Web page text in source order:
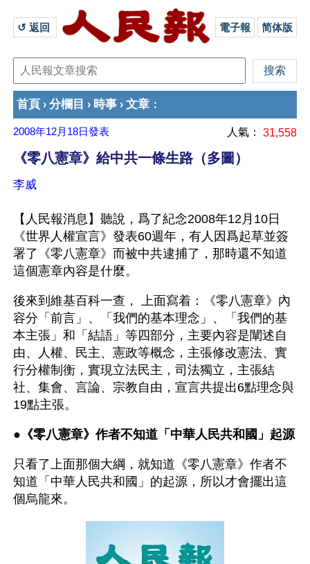
↺ 返回 電子報 简体版
首頁 › 分欄目 › 時事 › 文章 ：
2008年12月18日發表 人氣： 31,558
《零八憲章》給中共一條生路（多圖）
李威
【人民報消息】聽說，爲了紀念2008年12月10日
《世界人權宣言》發表60週年，有人因爲起草並簽
署了《零八憲章》而被中共逮捕了，那時還不知道
這個憲章內容是什麼。
後來到維基百科一查， 上面寫着：《零八憲章》內
容分「前言」、「我們的基本理念」、「我們的基
本主張」和「結語」等四部分，主要內容是闡述自
由、人權、民主、憲政等概念，主張修改憲法、實
行分權制衡，實現立法民主，司法獨立，主張結
社、集會、言論、宗教自由，宣言共提出6點理念與
19點主張。
● 《零八憲章》作者不知道「中華人民共和國」起源
只看了上面那個大綱，就知道《零八憲章》作者不
知道「中華人民共和國」的起源，所以才會擺出這
個烏龍來。